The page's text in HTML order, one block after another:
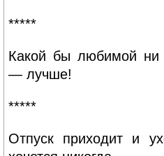
*****
Какой бы любимой ни
— лучше!
*****
Отпуск приходит и